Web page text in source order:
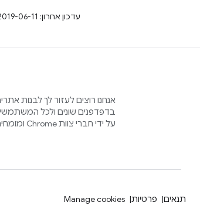
עדכון אחרון: 2019-06-11 (שעון UTC).
אנחנו רוצים לעזור לך לבנות
בדפדפנים שונים ולכל
על ידי חברי צוות Chrome ומומחים חיצוניים, שיעזור לכם בתהליך הזה.
תנאים פרטיות Manage cookies